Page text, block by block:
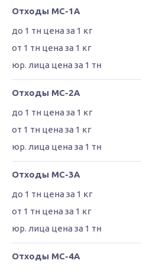
Отходы МС-1А
Отходы МС-2А
Отходы МС-3А
Отходы МС-4А